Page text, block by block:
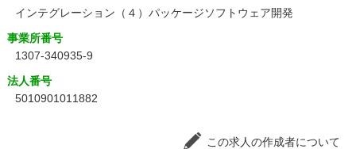
インテグレーション（４）パッケージソフトウェア開発
事業所番号
1307-340935-9
法人番号
5010901011882
この求人の作成者について